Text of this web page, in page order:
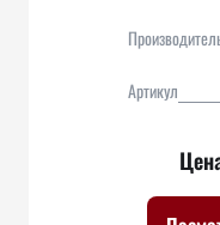
Артикул